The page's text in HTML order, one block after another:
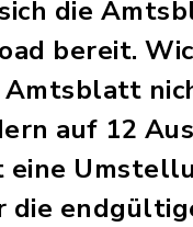
die
bereit.
auf 12
die